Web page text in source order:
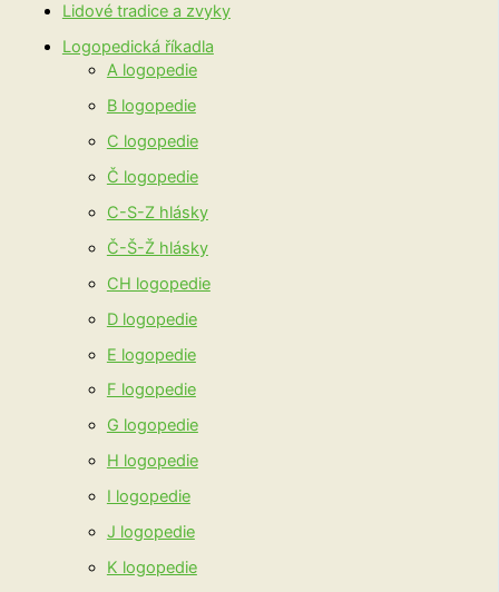
Lidové tradice a zvyky
Logopedická říkadla
A logopedie
B logopedie
C logopedie
Č logopedie
C-S-Z hlásky
Č-Š-Ž hlásky
CH logopedie
D logopedie
E logopedie
F logopedie
G logopedie
H logopedie
I logopedie
J logopedie
K logopedie